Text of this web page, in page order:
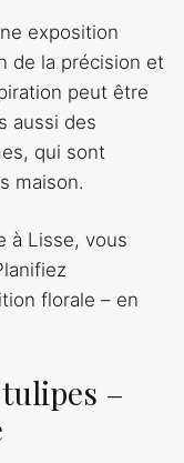
exposition
de la précision et
peut être
aussi des
qui sont
maison.
à Lisse, vous
florale – en
–